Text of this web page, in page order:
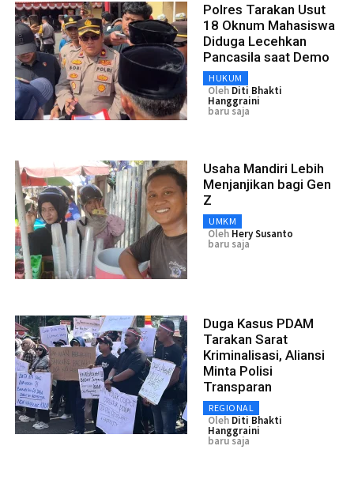
Polres Tarakan Usut
18 Oknum Mahasiswa
Diduga Lecehkan
Pancasila saat Demo
HUKUM
Oleh Diti Bhakti
Hanggraini
baru saja
Usaha Mandiri Lebih
Menjanjikan bagi Gen
Z
UMKM
Oleh Hery Susanto
baru saja
Duga Kasus PDAM
Tarakan Sarat
Kriminalisasi, Aliansi
Minta Polisi
Transparan
REGIONAL
Oleh Diti Bhakti
Hanggraini
baru saja